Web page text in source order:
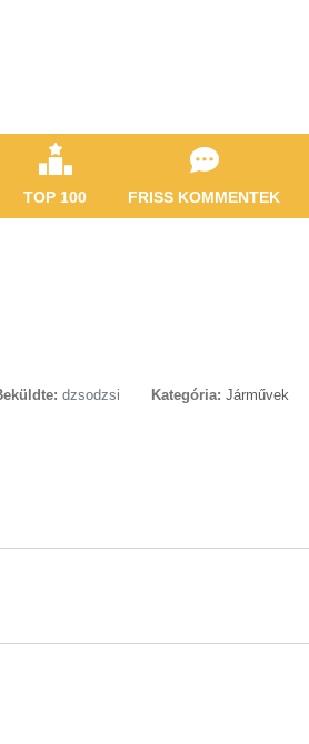
TOP 100 FRISS KOMMENTEK
dzsodzsi Kategória: Járművek